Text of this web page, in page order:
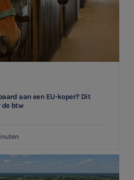
aan een EU-koper? Dit
de btw